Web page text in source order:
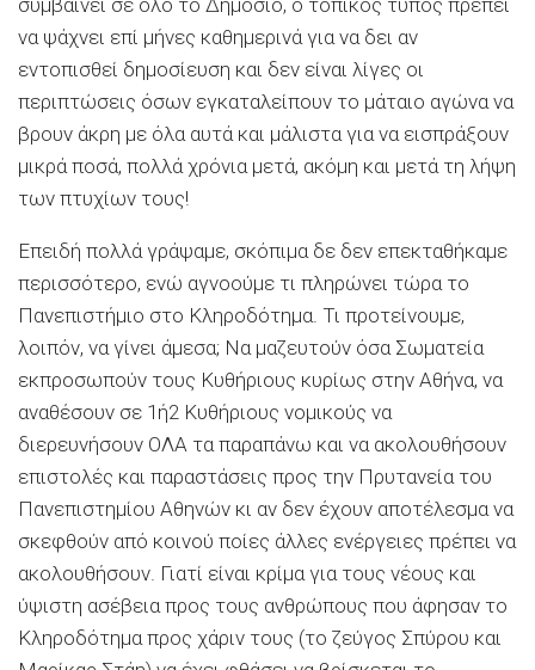
να ψάχνει επί μήνες καθημερινά για να δει αν
εντοπισθεί δημοσίευση και δεν είναι λίγες οι
περιπτώσεις όσων εγκαταλείπουν το μάταιο αγώνα να
βρουν άκρη με όλα αυτά και μάλιστα για να εισπράξουν
μικρά ποσά, πολλά χρόνια μετά, ακόμη και μετά τη λήψη
των πτυχίων τους!
Επειδή πολλά γράψαμε, σκόπιμα δε δεν επεκταθήκαμε
περισσότερο, ενώ αγνοούμε τι πληρώνει τώρα το
Πανεπιστήμιο στο Κληροδότημα. Τι προτείνουμε,
λοιπόν, να γίνει άμεσα; Να μαζευτούν όσα Σωματεία
εκπροσωπούν τους Κυθήριους κυρίως στην Αθήνα, να
αναθέσουν σε 1ή2 Κυθήριους νομικούς να
διερευνήσουν ΟΛΑ τα παραπάνω και να ακολουθήσουν
επιστολές και παραστάσεις προς την Πρυτανεία του
Πανεπιστημίου Αθηνών κι αν δεν έχουν αποτέλεσμα να
σκεφθούν από κοινού ποίες άλλες ενέργειες πρέπει να
ακολουθήσουν. Γιατί είναι κρίμα για τους νέους και
ύψιστη ασέβεια προς τους ανθρώπους που άφησαν το
Κληροδότημα προς χάριν τους (το ζεύγος Σπύρου και